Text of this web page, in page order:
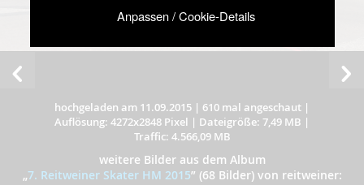
Anpassen / Cookie-Details
hochgeladen am 11.09.2015 | 610 mal angeschaut |
Auflösung: 4272x2848 Pixel | Dateigröße: 7,49 MB |
Traffic: 4.566,09 MB
weitere Bilder aus dem Album
„7. Reitweiner Skater HM 2015” (68 Bilder) von reitweiner: